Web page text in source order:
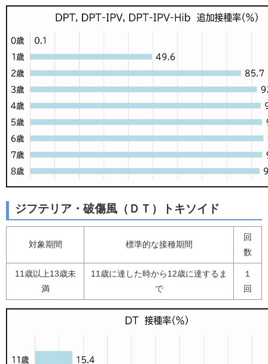
ジフテリア・破傷風（ＤＴ）トキソイド
対象期間 標準的な接種期間
回
数
11歳以上13歳未
満
11歳に達した時から12歳に達するま
で
１
回